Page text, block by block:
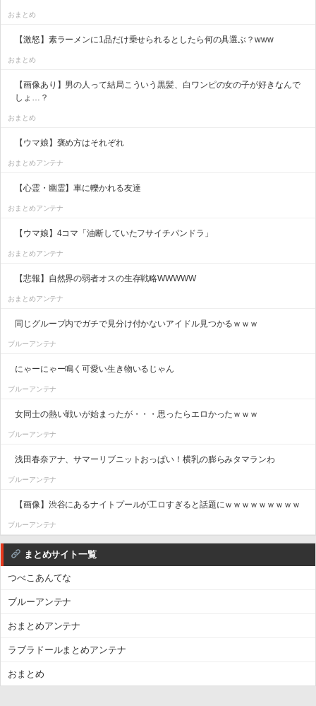
おまとめ
【激怒】素ラーメンに1品だけ乗せられるとしたら何の具選ぶ？www
おまとめ
【画像あり】男の人って結局こういう黒髪、白ワンピの女の子が好きなんで
しょ…？
おまとめ
【ウマ娘】褒め方はそれぞれ
おまとめアンテナ
【心霊・幽霊】車に轢かれる友達
おまとめアンテナ
【ウマ娘】4コマ「油断していたフサイチパンドラ」
おまとめアンテナ
【悲報】自然界の弱者オスの生存戦略WWWWW
おまとめアンテナ
同じグループ内でガチで見分け付かないアイドル見つかるｗｗｗ
ブルーアンテナ
にゃーにゃー鳴く可愛い生き物いるじゃん
ブルーアンテナ
女同士の熱い戦いが始まったが・・・思ったらエロかったｗｗｗ
ブルーアンテナ
浅田春奈アナ、サマーリブニットおっぱい！横乳の膨らみタマランわ
ブルーアンテナ
【画像】渋谷にあるナイトプールが工ロすぎると話題にｗｗｗｗｗｗｗｗｗ
ブルーアンテナ
まとめサイト一覧
つべこあんてな
ブルーアンテナ
おまとめアンテナ
ラブラドールまとめアンテナ
おまとめ